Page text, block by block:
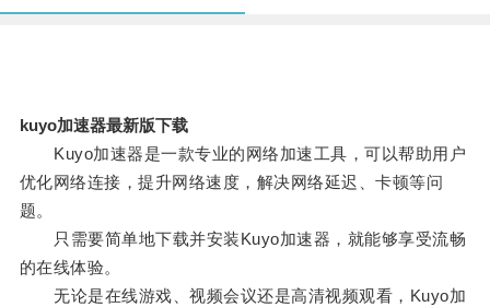
kuyo加速器最新版下载
Kuyo加速器是一款专业的网络加速工具，可以帮助用户
优化网络连接，提升网络速度，解决网络延迟、卡顿等问
题。
只需要简单地下载并安装Kuyo加速器，就能够享受流畅
的在线体验。
无论是在线游戏、视频会议还是高清视频观看，Kuyo加